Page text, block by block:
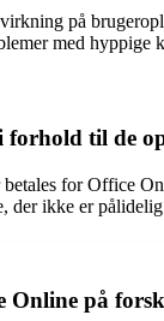
på
med
til de
for Office
der ikke er
på